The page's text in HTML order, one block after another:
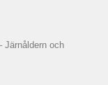
Järnåldern och